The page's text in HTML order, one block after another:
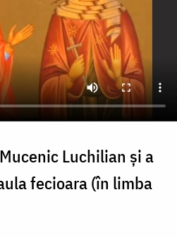
Luchilian și a
fecioara (în limba